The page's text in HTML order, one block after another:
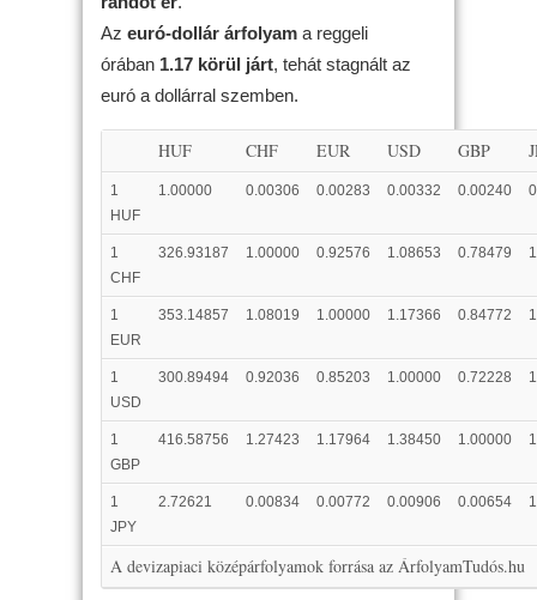
Az euró-dollár árfolyam a reggeli
órában 1.17 körül járt, tehát stagnált az
euró a dollárral szemben.
HUF CHF EUR USD GBP
1
HUF
1.00000 0.00306 0.00283 0.00332 0.00240
1
CHF
326.93187 1.00000 0.92576 1.08653 0.78479
1
EUR
353.14857 1.08019 1.00000 1.17366 0.84772
1
USD
300.89494 0.92036 0.85203 1.00000 0.72228
1
GBP
416.58756 1.27423 1.17964 1.38450 1.00000
1
JPY
2.72621 0.00834 0.00772 0.00906 0.00654
A devizapiaci középárfolyamok forrása az ÁrfolyamTudós.hu